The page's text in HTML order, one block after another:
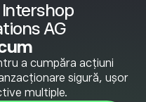
AG
a cumpăra acțiuni
sigură, ușor
multiple.